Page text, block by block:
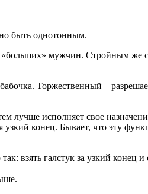
быть однотонным.
«больших» мужчин. Стройным же
Торжественный –
лучше исполняет свое
узкий конец. Бывает, что эту
взять галстук за узкий конец и